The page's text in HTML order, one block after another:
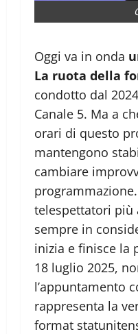
Oggi va in onda
La ruota della
condotto dal
Canale 5. Ma a
orari di questo
mantengono
cambiare
telespettatori più
sempre in
inizia e finisce la
18 luglio 2025,
l’appuntamento
rappresenta la
format